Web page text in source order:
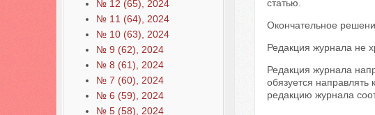
№ 12 (65), 2024
№ 11 (64), 2024
№ 10 (63), 2024
№ 9 (62), 2024
№ 8 (61), 2024
№ 7 (60), 2024
№ 6 (59), 2024
№ 5 (58), 2024
статью.
Окончательное
Редакция журнала не
Редакция журнала
обязуется
редакцию журнала